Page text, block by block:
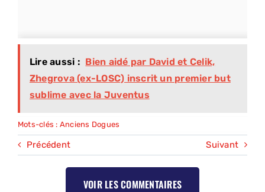
Lire aussi : Bien aidé par David et Celik,
Zhegrova (ex-LOSC) inscrit un premier but
sublime avec la Juventus
Mots-clés : Anciens Dogues
Précédent Suivant
VOIR LES COMMENTAIRES